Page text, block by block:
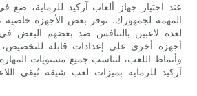
عند اختيار جهاز ألعاب آركيد للرماية، ضع
المهمة لجمهورك. توفر بعض الأجهزة خاصية
لعدة لاعبين بالتنافس ضد بعضهم البعض
أجهزة أخرى على إعدادات قابلة
وأنماط اللعب، لتناسب جميع مستويات
آركيد للرماية بميزات لعب شيقة تُبقي